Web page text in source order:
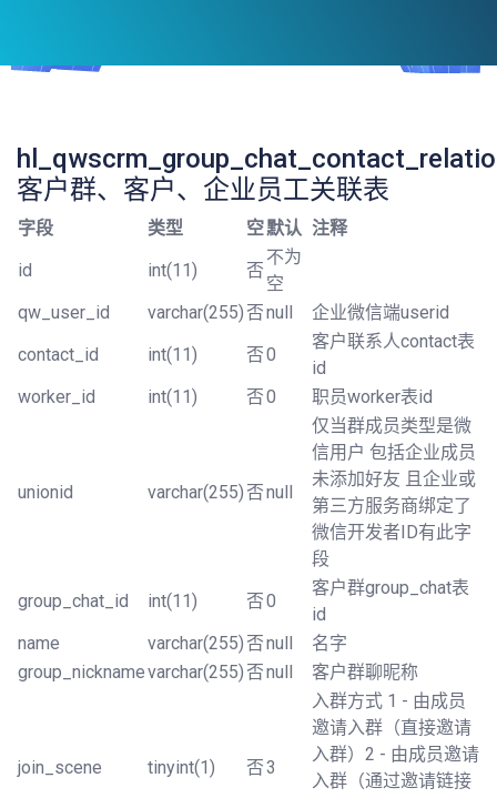
客户群、客户、企业员工关联表
字段 类型 空默认 注释
id
int(11) 否
不为
空
qw_user_id
varchar(255) 否null
企业微信端userid
contact_id
int(11) 否0
客户联系人contact表
id
worker_id
int(11) 否0 职员worker表id
unionid varchar(255) 否null
仅当群成员类型是微
信用户 包括企业成员
未添加好友 且企业或
第三方服务商绑定了
微信开发者ID有此字
段
group_chat_id
int(11) 否0
客户群group_chat表
id
name
varchar(255) 否null
名字
group_nicknamevarchar(255) 否null 客户群聊昵称
join_scene tinyint(1) 否3
入群方式 1 - 由成员
邀请入群（直接邀请
入群）2 - 由成员邀请
入群（通过邀请链接